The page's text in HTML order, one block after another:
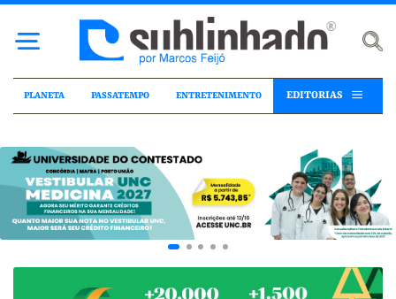
PLANETA PASSATEMPO ENTRETENIMENTO EDITORIAS